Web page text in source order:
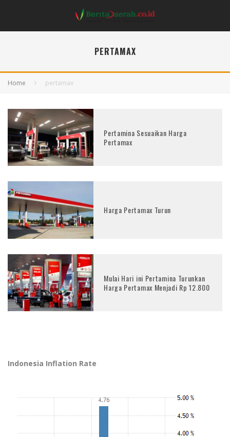
PERTAMAX
Home pertamax
Pertamina Sesuaikan Harga
Pertamax
Harga Pertamax Turun
Mulai Hari ini Pertamina Turunkan
Harga Pertamax Menjadi Rp 12.800
Indonesia Inflation Rate